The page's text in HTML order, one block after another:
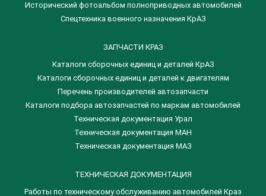
Исторический фотоальбом полноприводных автомобилей
Спецтехника военного назначения КрАЗ
ЗАПЧАСТИ КРАЗ
Каталоги сборочных единиц и деталей КрАЗ
​Каталоги сборочных единиц и деталей к двигателям
Перечень производителей автозапчасти
Каталоги подбора автозапчастей по маркам автомобилей
Техническая документация Урал
Техническая документация МАН
Техническая документация МАЗ
ТЕХНИЧЕСКАЯ ДОКУМЕНТАЦИЯ
Работы по техническому обслуживанию автомобилей Краз